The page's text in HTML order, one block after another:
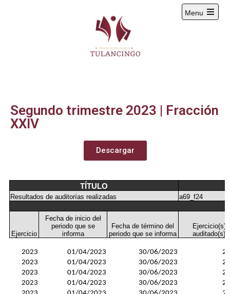
Menu
Segundo trimestre 2023 | Fracción
XXIV
Descargar